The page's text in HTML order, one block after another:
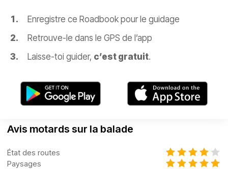
Enregistre ce Roadbook pour le guidage
Retrouve-le dans le GPS de l’app
Laisse-toi guider, c’est gratuit.
Avis motards sur la balade
État des routes
Paysages